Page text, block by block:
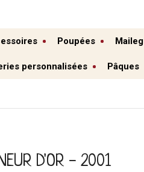
Poupées Maileg
personnalisées Pâques
D'OR - 2001